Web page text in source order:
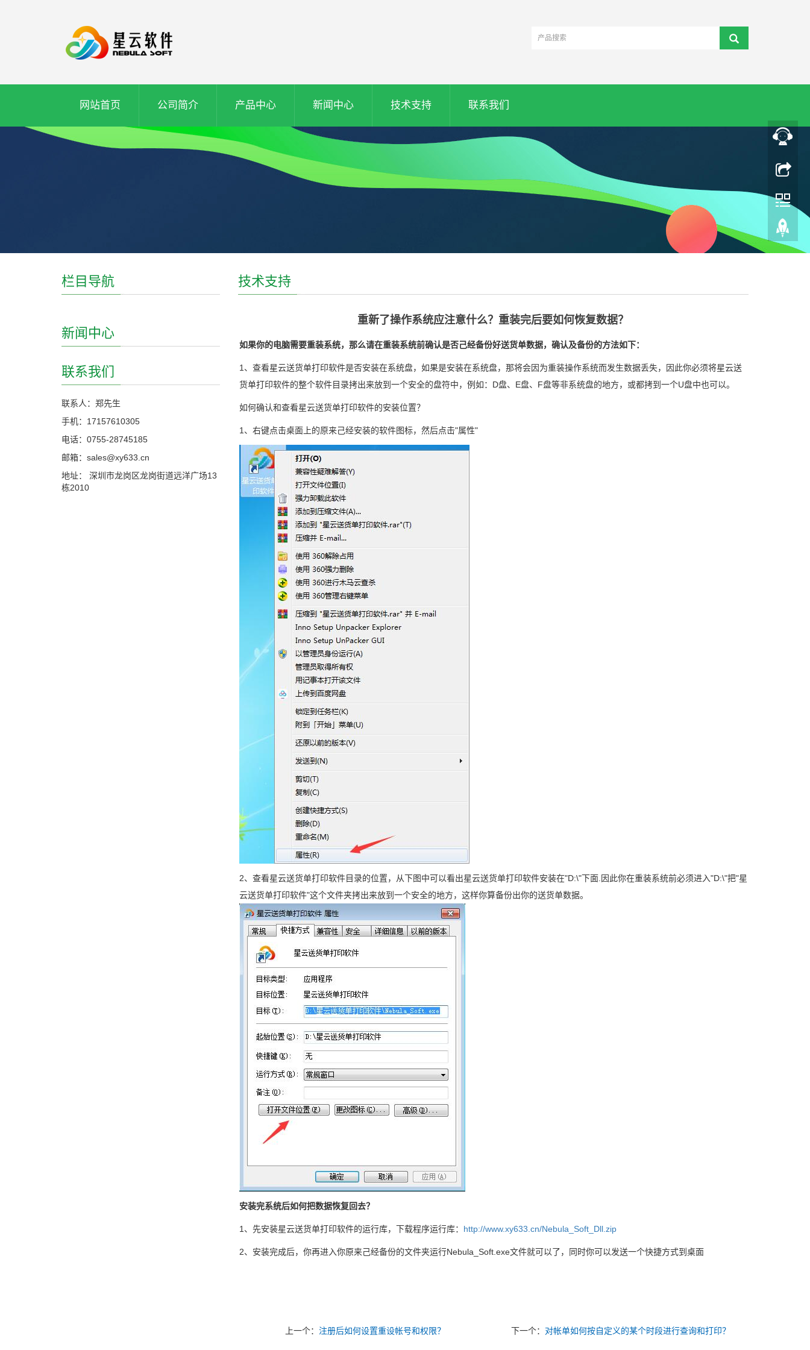
网站首页 公司简介 产品中心 新闻中心 技术支持 联系我们
技术支持
重新了操作系统应注意什么？重装完后要如何恢复数据？
如果你的电脑需要重装系统，那么请在重装系统前确认是否己经备份好送货单数据，确认及备份的方法如下：
1、查看星云送货单打印软件是否安装在系统盘，如果是安装在系统盘，那将会因为重装操作系统而发生数据丢失，因此你必须将星云送
货单打印软件的整个软件目录拷出来放到一个安全的盘符中，例如：D盘、E盘、F盘等非系统盘的地方，或都拷到一个U盘中也可以。
如何确认和查看星云送货单打印软件的安装位置？
1、右键点击桌面上的原来己经安装的软件图标，然后点击"属性"
2、 查看星云送货单打印软件目录的位置，从下图中可以看出星云送货单打印软件安装在"D:\"下面.因此你在重装系统前必须进入"D:\"把"星
云送货单打印软件"这个文件夹拷出来放到一个安全的地方，这样你算备份出你的送货单数据。
安装完系统后如何把数据恢复回去？
1、先安装星云送货单打印软件的运行库，下载程序运行库： http://www.xy633.cn/Nebula_Soft_Dll.zip
2、安装完成后，你再进入你原来己经备份的文件夹运行Nebula_Soft.exe文件就可以了，同时你可以发送一个快捷方式到桌面
上一个： 注册后如何设置重设帐号和权限？ 下一个： 对帐单如何按自定义的某个时段进行查询和打印？
栏目导航
新闻中心
联系我们
联系人：郑先生
手机：17157610305
电话：0755-28745185
邮箱：sales@xy633.cn
地址： 深圳市龙岗区龙岗街道远洋广场13
栋2010